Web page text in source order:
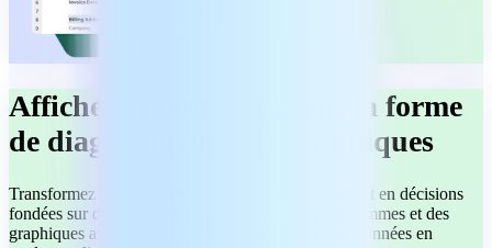
Affichez vos données sous la forme
de diagrammes et de graphiques
Transformez vos données en renseignements clairs et en décisions
fondées sur des données. Travaillez avec des diagrammes et des
graphiques avancés, et créez des visualisations de données en